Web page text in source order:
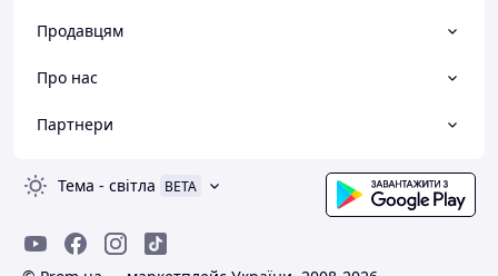
Продавцям
Про нас
Партнери
Тема - світла BETA